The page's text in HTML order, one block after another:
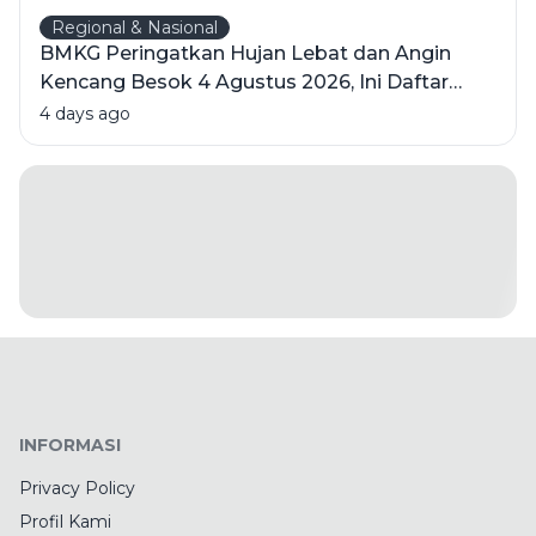
Regional & Nasional
BMKG Peringatkan Hujan Lebat dan Angin
Kencang Besok 4 Agustus 2026, Ini Daftar
Wilayahnya
4 days ago
INFORMASI
Privacy Policy
Profil Kami